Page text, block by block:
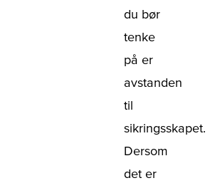
du bør
tenke
på er
avstanden
til
sikringsskapet.
Dersom
det er